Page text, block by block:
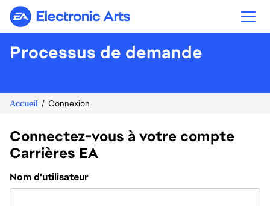
Electronic Arts
Processus de demande
Accueil Connexion
Connectez-vous à votre compte
Carrières EA
Connexion
Nom d'utilisateur